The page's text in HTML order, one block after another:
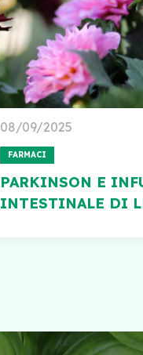
08/09/2025
FARMACI
PARKINSON E
INTESTINALE DI